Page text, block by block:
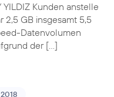
YILDIZ Kunden anstelle
2,5 GB insgesamt 5,5
Datenvolumen
der […]